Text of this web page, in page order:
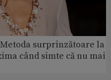
surprinzătoare la
când simte că nu mai